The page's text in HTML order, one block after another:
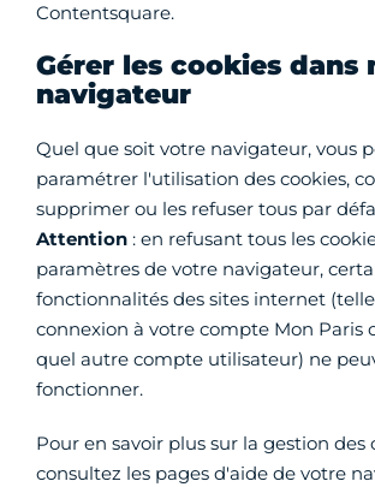
Contentsquare.
Gérer les cookies dans
navigateur
Quel que soit votre navigateur, vous
paramétrer l'utilisation des cookies,
supprimer ou les refuser tous par
Attention : en refusant tous les
paramètres de votre navigateur,
fonctionnalités des sites internet
connexion à votre compte Mon Paris
quel autre compte utilisateur) ne
fonctionner.
Pour en savoir plus sur la gestion des
consultez les pages d'aide de votre